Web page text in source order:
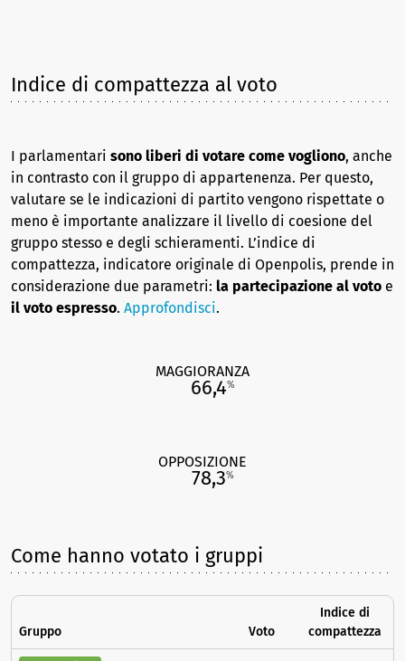
Indice di compattezza al voto
I parlamentari sono liberi di votare come vogliono, anche
in contrasto con il gruppo di appartenenza. Per questo,
valutare se le indicazioni di partito vengono rispettate o
meno è importante analizzare il livello di coesione del
gruppo stesso e degli schieramenti. L’indice di
compattezza, indicatore originale di Openpolis, prende in
considerazione due parametri: la partecipazione al voto e
il voto espresso. Approfondisci.
MAGGIORANZA
66,4%
OPPOSIZIONE
78,3%
Come hanno votato i gruppi
Gruppo Voto
Indice di
compattezza